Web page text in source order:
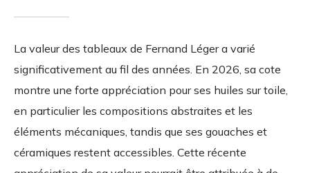
La valeur des tableaux de Fernand Léger a varié
significativement au fil des années. En 2026, sa cote
montre une forte appréciation pour ses huiles sur toile,
en particulier les compositions abstraites et les
éléments mécaniques, tandis que ses gouaches et
céramiques restent accessibles. Cette récente